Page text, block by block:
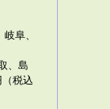
阜、
、島
税込